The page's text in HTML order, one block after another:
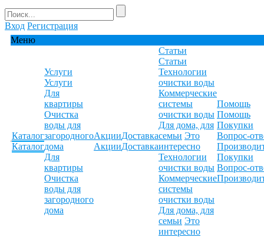
Вход Регистрация
Меню
Каталог
Каталог
Услуги
Услуги
Для
квартиры
Очистка
воды для
загородного
дома
Для
квартиры
Очистка
воды для
загородного
дома
Акции
Акции
Доставка
Доставка
Статьи
Статьи
Технологии
очистки воды
Коммерческие
системы
очистки воды
Для дома, для
семьи Это
интересно
Технологии
очистки воды
Коммерческие
системы
очистки воды
Для дома, для
семьи Это
интересно
Помощь
Помощь
Покупки
Вопрос-
Покупки
Вопрос-